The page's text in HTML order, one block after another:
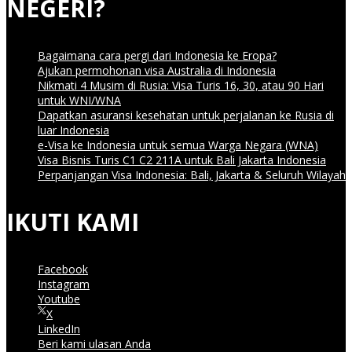
NEGERI?
Bagaimana cara pergi dari Indonesia ke Eropa?
Ajukan permohonan visa Australia di Indonesia
Nikmati 4 Musim di Rusia: Visa Turis 16, 30, atau 90 Hari
untuk WNI/WNA
Dapatkan asuransi kesehatan untuk perjalanan ke Rusia di
luar Indonesia
e-Visa ke Indonesia untuk semua Warga Negara (WNA)
Visa Bisnis Turis С1 С2 211A untuk Bali Jakarta Indonesia
Perpanjangan Visa Indonesia: Bali, Jakarta & Seluruh Wilayah
IKUTI KAMI
Facebook
Instagram
Youtube
X
LinkedIn
Beri kami ulasan Anda